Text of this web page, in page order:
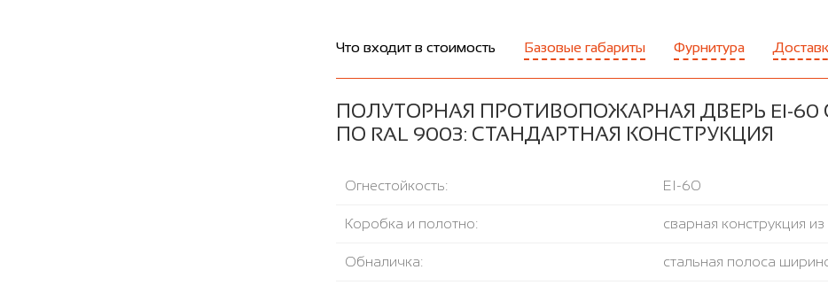
Что входит в стоимость Базовые габариты Фурнитура
ПОЛУТОРНАЯ ПРОТИВОПОЖАРНАЯ ДВЕРЬ EI-60
ПО RAL 9003: СТАНДАРТНАЯ КОНСТРУКЦИЯ
Огнестойкость: EI-60
Коробка и полотно: сварная конструкция
Обналичка: стальная полоса